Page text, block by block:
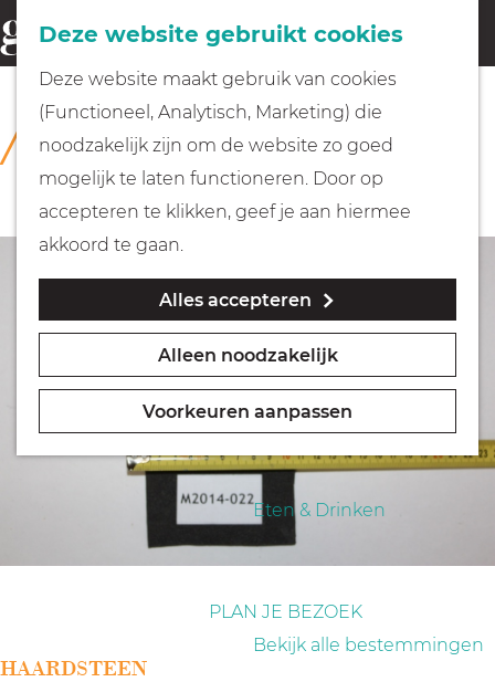
Deze website gebruikt cookies
Deze website maakt gebruik van cookies
(Functioneel, Analytisch, Marketing) die
noodzakelijk zijn om de website zo goed
mogelijk te laten functioneren. Door op
accepteren te klikken, geef je aan hiermee
akkoord te gaan.
Alles accepteren
Alleen noodzakelijk
Voorkeuren aanpassen
G
a
r
e
Fietsen
Wandelen
Geocachen
Naar het museum
Eten & Drinken
PLAN JE BEZOEK
Bekijk alle bestemmingen
o
e
k
e
n
COLLECTIE
Rijksmuseum Muiderslot
HAARDSTEEN